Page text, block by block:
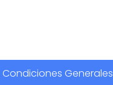
Condiciones Generales